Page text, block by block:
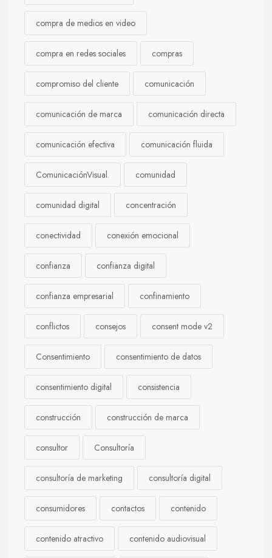
compra de medios en video
compra en redes sociales compras
compromiso del cliente comunicación
comunicación de marca comunicación directa
comunicación efectiva comunicación fluida
ComunicaciónVisual. comunidad
comunidad digital concentración
conectividad conexión emocional
confianza confianza digital
confianza empresarial confinamiento
conflictos consejos consent mode v2
Consentimiento consentimiento de datos
consentimiento digital consistencia
construcción construcción de marca
consultor Consultoría
consultoría de marketing consultoría digital
consumidores contactos contenido
contenido atractivo contenido audiovisual